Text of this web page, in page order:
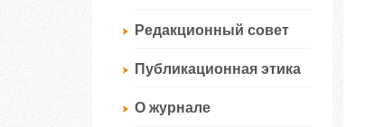
Редакционный совет
Публикационная этика
О журнале